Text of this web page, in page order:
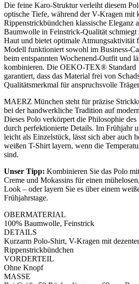
Die feine Karo-Struktur verleiht diesem
optische Tiefe, während der V-Kragen mit
Rippenstrickbündchen klassische Eleganz
Baumwolle in Feinstrick-Qualität schmiegt
Haut und bietet optimale Atmungsaktivität
Modell funktioniert sowohl im Business-
beim entspannten Wochenend-Outfit und
kombinieren. Die OEKO-TEX® Standard
garantiert, dass das Material frei von
Qualitätsmerkmal für anspruchsvolle
MAERZ München steht für präzise
bei der handwerkliche Tradition auf
Dieses Polo verkörpert die Philosophie des
durch perfektionierte Details. Im Frühjahr
leicht als Einzelstück, lässt sich aber auch
weißen T-Shirt layern, wenn die
sind.
Unser Tipp: Kombinieren Sie das Polo
Creme und Mokassins für einen
Look – oder layern Sie es über einem
Frühjahrstage.
OBERMATERIAL
100% Baumwolle, Feinstrick
DETAILS
Kurzarm Polo-Shirt, V-Kragen mit
Rippenstrickbündchen
VORDERTEIL
Ohne Knopf
MASSE